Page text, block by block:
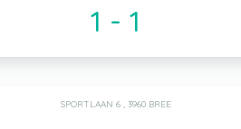
1 - 1
SPORTLAAN 6 , 3960 BREE